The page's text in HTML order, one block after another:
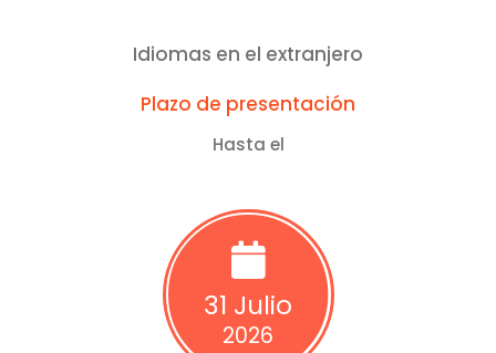
Idiomas en el extranjero
Plazo de presentación
Hasta el
31 Julio
2026